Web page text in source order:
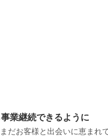
業継続できるように
だお客様と出会いに恵まれ